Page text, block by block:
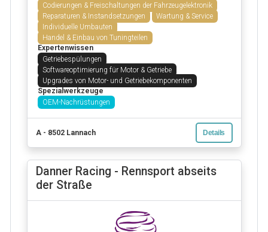
Codierungen & Freischaltungen der Fahrzeugelektronik
Reparaturen & Instandsetzungen
Wartung & Service
Individuelle Umbauten
Handel & Einbau von Tuningteilen
Expertenwissen
Getriebespülungen
Softwareoptimierung für Motor & Getriebe
Upgrades von Motor- und Getriebekomponenten
Spezialwerkzeuge
OEM-Nachrüstungen
A - 8502 Lannach Details
Danner Racing - Rennsport abseits
der Straße